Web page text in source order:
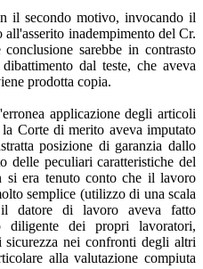
il secondo motivo, invocando il
inadempimento del Cr.
sarebbe in contrasto
dal teste, che aveva
prodotta copia.
applicazione degli articoli
Corte di merito aveva imputato
posizione di garanzia dallo
delle peculiari caratteristiche del
si era tenuto conto che il lavoro
semplice (utilizzo di una scala
datore di lavoro aveva fatto
diligente dei propri lavoratori,
nei confronti degli altri
alla valutazione compiuta